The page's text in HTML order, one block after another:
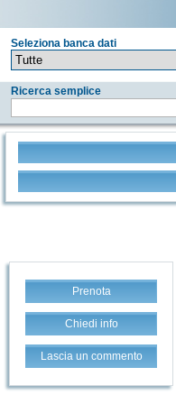
Seleziona banca dati
Ricerca semplice
Prenota
Chiedi info
Lascia un commento